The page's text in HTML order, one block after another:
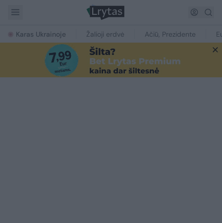
Karas Ukrainoje Žalioji erdvė Ačiū, Prezidente